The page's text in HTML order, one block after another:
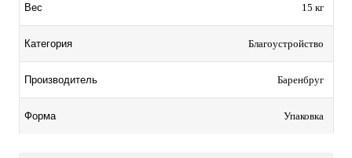
Вес 15 кг
Категория Благоустройство
Производитель Баренбруг
Форма Упаковка